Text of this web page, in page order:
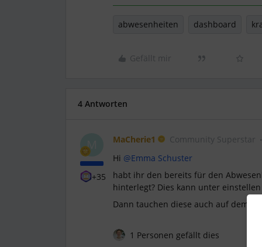
abwesenheiten dashboard
Gefällt mir
4 Antworten
M
+35
MaCherie1 Community Superstar
Hi @Emma Schuster
habt ihr den bereits für den
hinterlegt? Dies kann unter
Dann tauchen diese auch auf dem
1 Personen gefällt dies